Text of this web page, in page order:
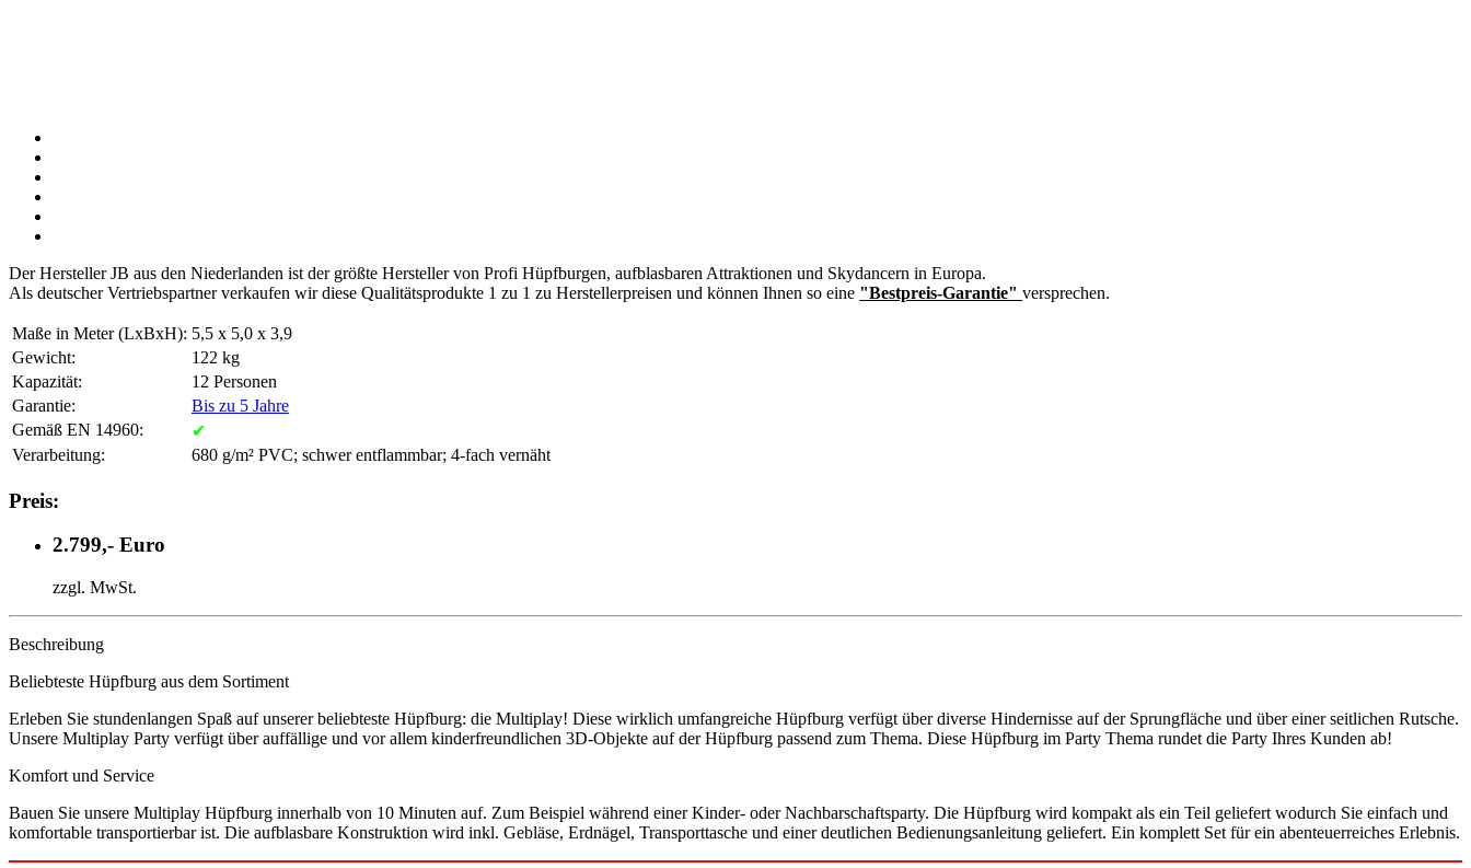
Der Hersteller JB aus den Niederlanden ist der größte Hersteller von Profi Hüpfburgen, aufblasbaren Attraktionen und Skydancern in Europa.
Als deutscher Vertriebspartner verkaufen wir diese Qualitätsprodukte 1 zu 1 zu Herstellerpreisen und können Ihnen so eine "Bestpreis-Garantie" versprechen.
Maße in Meter (LxBxH): 5,5 x 5,0 x 3,9
Gewicht:
122 kg
Kapazität:
12 Personen
Garantie:
Bis zu 5 Jahre
Gemäß EN 14960:
✔
Verarbeitung:
680 g/m² PVC; schwer entflammbar; 4-fach vernäht
Preis:
2.799,- Euro
zzgl. MwSt.
Beschreibung
Beliebteste Hüpfburg aus dem Sortiment
Erleben Sie stundenlangen Spaß auf unserer beliebteste Hüpfburg: die Multiplay! Diese wirklich umfangreiche Hüpfburg verfügt über diverse Hindernisse auf der Sprungfläche und über einer seitlichen Rutsche.
Unsere Multiplay Party verfügt über auffällige und vor allem kinderfreundlichen 3D-Objekte auf der Hüpfburg passend zum Thema. Diese Hüpfburg im Party Thema rundet die Party Ihres Kunden ab!
Komfort und Service
Bauen Sie unsere Multiplay Hüpfburg innerhalb von 10 Minuten auf. Zum Beispiel während einer Kinder- oder Nachbarschaftsparty. Die Hüpfburg wird kompakt als ein Teil geliefert wodurch Sie einfach und
komfortable transportierbar ist. Die aufblasbare Konstruktion wird inkl. Gebläse, Erdnägel, Transporttasche und einer deutlichen Bedienungsanleitung geliefert. Ein komplett Set für ein abenteuerreiches Erlebnis.